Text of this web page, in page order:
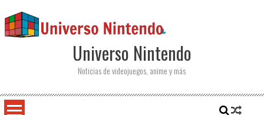
Universo Nintendo
Noticias de videojuegos, anime y más